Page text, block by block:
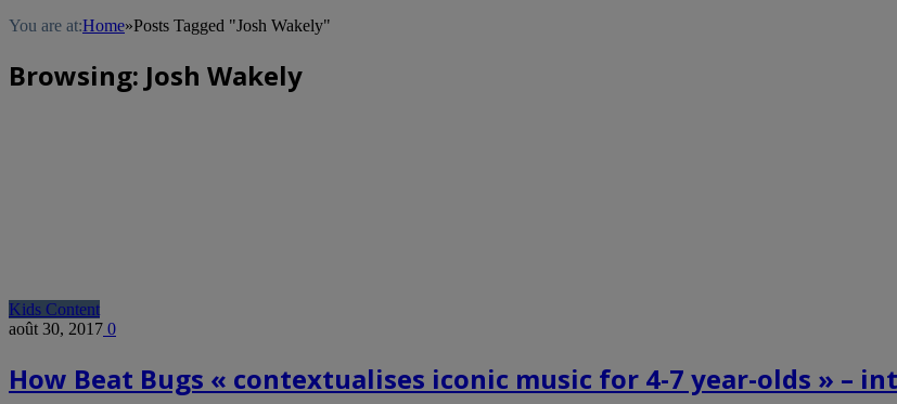
You are at:Home»Posts Tagged "Josh Wakely"
Browsing: Josh Wakely
Kids Content
août 30, 2017 0
How Beat Bugs « contextualises iconic music for 4-7 year-olds » –